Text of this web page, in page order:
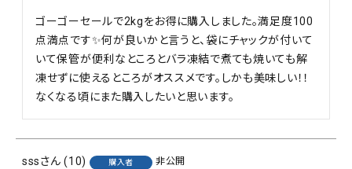
ゴーゴーセールで2kgをお得に購入しました。満足度100
点満点です✨何が良いかと言うと、袋にチャックが付いて
いて保管が便利なところとバラ凍結で煮ても焼いても解
凍せずに使えるところがオススメです。しかも美味しい！！
なくなる頃にまた購入したいと思います。
sss 10 購入者
非公開